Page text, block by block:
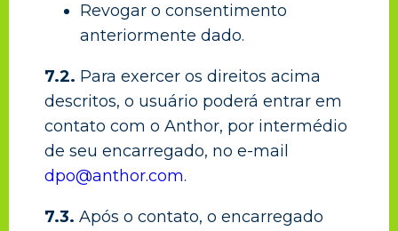
Revogar o consentimento
anteriormente dado.
7.2. Para exercer os direitos acima
descritos, o usuário poderá entrar em
contato com o Anthor, por intermédio
de seu encarregado, no e-mail
dpo@anthor.com.
7.3. Após o contato, o encarregado